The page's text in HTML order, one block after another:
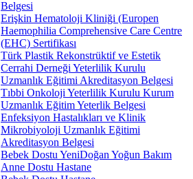
Belgesi
Erişkin Hematoloji Kliniği (Europen
Haemophilia Comprehensive Care Centre
(EHC) Sertifikası
Türk Plastik Rekonstrüktif ve Estetik
Cerrahi Derneği Yeterlilik Kurulu
Uzmanlık Eğitimi Akreditasyon Belgesi
Tıbbi Onkoloji Yeterlilik Kurulu Kurum
Uzmanlık Eğitim Yeterlik Belgesi
Enfeksiyon Hastalıkları ve Klinik
Mikrobiyoloji Uzmanlık Eğitimi
Akreditasyon Belgesi
Bebek Dostu YeniDoğan Yoğun Bakım
Anne Dostu Hastane